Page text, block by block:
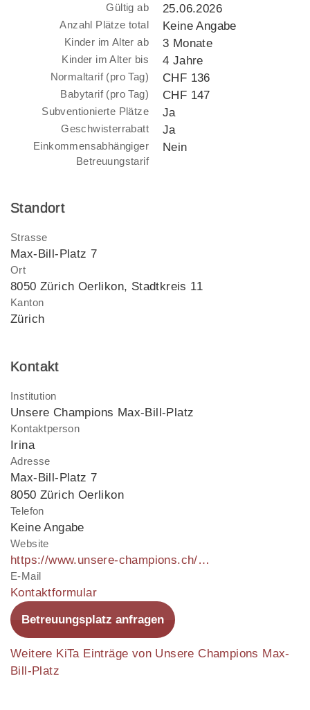
Gültig ab 25.06.2026
Anzahl Plätze total Keine Angabe
Kinder im Alter ab 3 Monate
Kinder im Alter bis 4 Jahre
Normaltarif (pro Tag) CHF 136
Babytarif (pro Tag) CHF 147
Subventionierte Plätze Ja
Geschwisterrabatt Ja
Einkommensabhängiger
Betreuungstarif
Nein
Standort
Strasse
Max-Bill-Platz 7
Ort
8050 Zürich Oerlikon, Stadtkreis 11
Kanton
Zürich
Kontakt
Institution
Unsere Champions Max-Bill-Platz
Kontaktperson
Irina
Adresse
Max-Bill-Platz 7
8050 Zürich Oerlikon
Telefon
Keine Angabe
Website
https://www.unsere-champions.ch/maxbillplatz
E-Mail
Kontaktformular
Betreuungsplatz anfragen
Weitere KiTa Einträge von Unsere Champions Max-
Bill-Platz